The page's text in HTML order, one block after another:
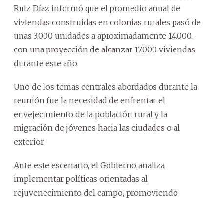
Ruiz Díaz informó que el promedio anual de
viviendas construidas en colonias rurales pasó de
unas 3.000 unidades a aproximadamente 14.000,
con una proyección de alcanzar 17.000 viviendas
durante este año.
Uno de los temas centrales abordados durante la
reunión fue la necesidad de enfrentar el
envejecimiento de la población rural y la
migración de jóvenes hacia las ciudades o al
exterior.
Ante este escenario, el Gobierno analiza
implementar políticas orientadas al
rejuvenecimiento del campo, promoviendo